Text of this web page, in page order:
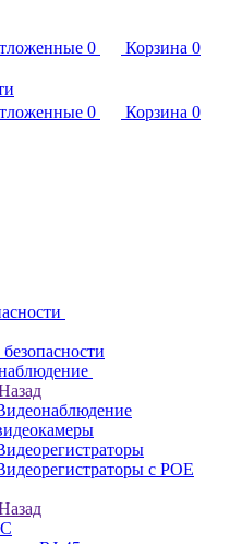
0 Корзина 0
0 Корзина 0
с POE